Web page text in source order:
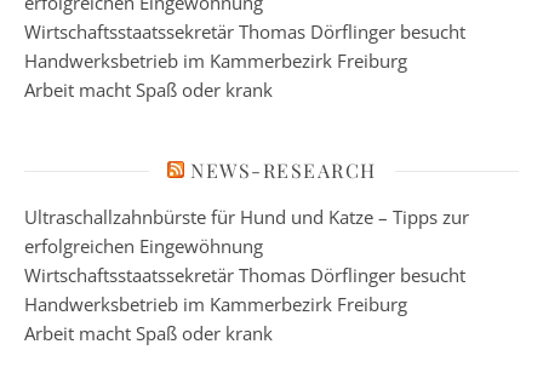
Wirtschaftsstaatssekretär Thomas Dörflinger besucht
Handwerksbetrieb im Kammerbezirk Freiburg
Arbeit macht Spaß oder krank
NEWS-RESEARCH
Ultraschallzahnbürste für Hund und Katze – Tipps zur
erfolgreichen Eingewöhnung
Wirtschaftsstaatssekretär Thomas Dörflinger besucht
Handwerksbetrieb im Kammerbezirk Freiburg
Arbeit macht Spaß oder krank